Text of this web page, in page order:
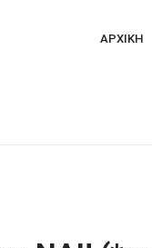
ΑΡΧΙΚΉ